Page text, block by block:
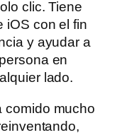
clic. Tiene
iOS con el fin
y ayudar a
en
lado.
comido mucho